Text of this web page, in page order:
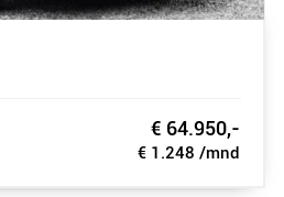
€ 64.950,-
€ 1.248 /mnd